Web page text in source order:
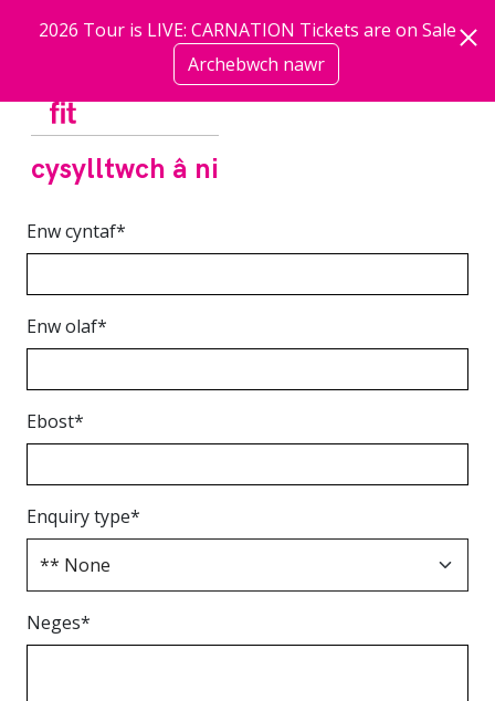
2026 Tour is LIVE: CARNATION Tickets are on Sale
Archebwch nawr
cysylltwch â ni
Enw cyntaf*
Enw olaf*
Ebost*
Enquiry type*
Neges*